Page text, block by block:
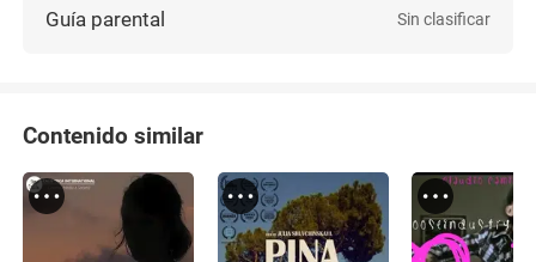
Guía parental Sin clasificar
Contenido similar